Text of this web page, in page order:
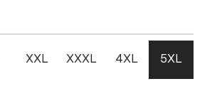
XXL XXXL 4XL 5XL